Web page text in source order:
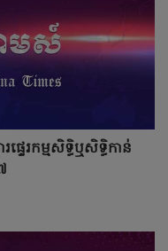
ទេរកម្មសិទ្ធិឬសិទ្ធិកាន់